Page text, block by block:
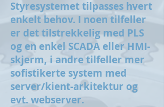
Styresystemet tilpasses hvert
enkelt behov. I noen tilfeller
er det tilstrekkelig med PLS
og en enkel SCADA eller HMI-
skjerm, i andre tilfeller mer
sofistikerte system med
server/kient-arkitektur og
evt. webserver.